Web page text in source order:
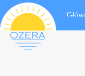
Notice : Undefined variable:
Notice
: Undefined variable: